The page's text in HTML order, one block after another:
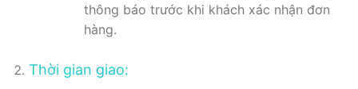
thông báo trước khi khách xác nhận đơn
hàng.
Thời gian giao: